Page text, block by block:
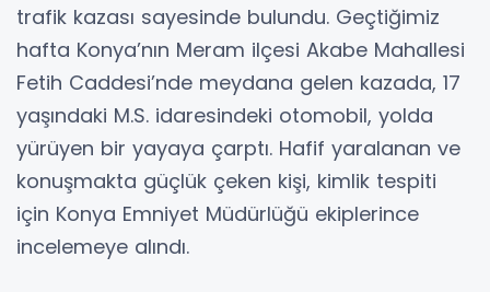
trafik kazası sayesinde bulundu. Geçtiğimiz
hafta Konya’nın Meram ilçesi Akabe Mahallesi
Fetih Caddesi’nde meydana gelen kazada, 17
yaşındaki M.S. idaresindeki otomobil, yolda
yürüyen bir yayaya çarptı. Hafif yaralanan ve
konuşmakta güçlük çeken kişi, kimlik tespiti
için Konya Emniyet Müdürlüğü ekiplerince
incelemeye alındı.